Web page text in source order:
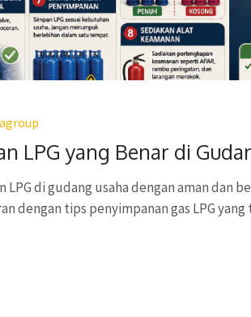
LPG yang Benar di
LPG di gudang usaha dengan aman dan
dengan tips penyimpanan gas LPG yang